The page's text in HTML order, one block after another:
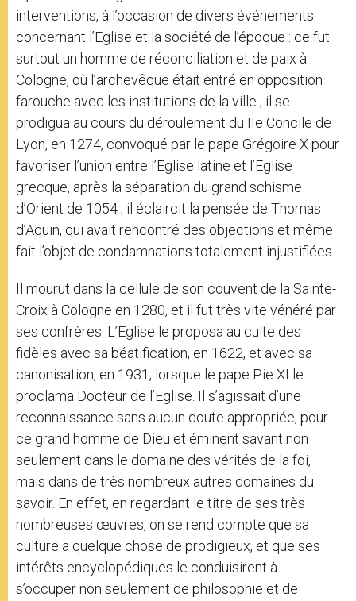
interventions, à l’occasion de divers événements
concernant l’Eglise et la société de l’époque : ce fut
surtout un homme de réconciliation et de paix à
Cologne, où l’archevêque était entré en opposition
farouche avec les institutions de la ville ; il se
prodigua au cours du déroulement du IIe Concile de
Lyon, en 1274, convoqué par le pape Grégoire X pour
favoriser l’union entre l’Eglise latine et l’Eglise
grecque, après la séparation du grand schisme
d’Orient de 1054 ; il éclaircit la pensée de Thomas
d’Aquin, qui avait rencontré des objections et même
fait l’objet de condamnations totalement injustifiées.
Il mourut dans la cellule de son couvent de la Sainte-
Croix à Cologne en 1280, et il fut très vite vénéré par
ses confrères. L’Eglise le proposa au culte des
fidèles avec sa béatification, en 1622, et avec sa
canonisation, en 1931, lorsque le pape Pie XI le
proclama Docteur de l’Eglise. Il s’agissait d’une
reconnaissance sans aucun doute appropriée, pour
ce grand homme de Dieu et éminent savant non
seulement dans le domaine des vérités de la foi,
mais dans de très nombreux autres domaines du
savoir. En effet, en regardant le titre de ses très
nombreuses œuvres, on se rend compte que sa
culture a quelque chose de prodigieux, et que ses
intérêts encyclopédiques le conduisirent à
s’occuper non seulement de philosophie et de